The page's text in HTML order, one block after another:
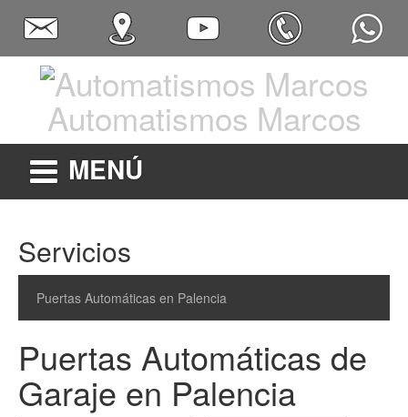
Automatismos Marcos
MENÚ
Servicios
Puertas Automáticas en Palencia
Puertas Automáticas de
Garaje en Palencia